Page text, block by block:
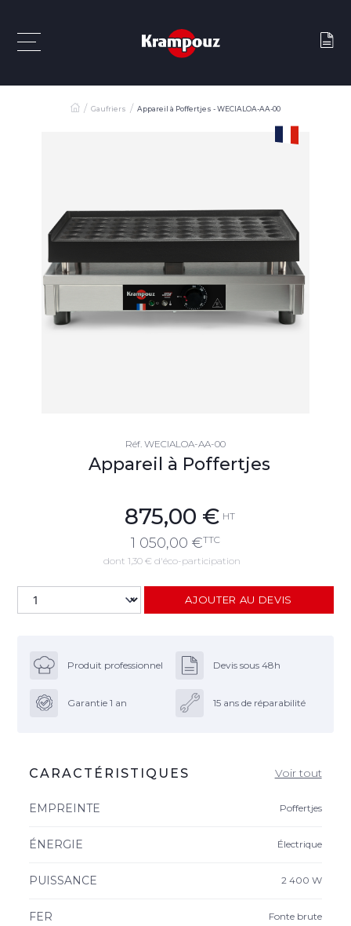
Gaufriers Appareil à Poffertjes - WECIALOA-AA-00
Réf. WECIALOA-AA-00
Appareil à Poffertjes
875,00 € HT
1 050,00 €TTC
dont 1,30 € d'éco-participation
AJOUTER AU DEVIS
Produit professionnel Devis sous 48h
Garantie 1 an 15 ans de réparabilité
CARACTÉRISTIQUES Voir tout
EMPREINTE Poffertjes
ÉNERGIE Électrique
PUISSANCE 2 400 W
FER Fonte brute